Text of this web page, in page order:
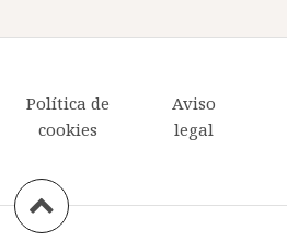
Política de
cookies
Aviso
legal